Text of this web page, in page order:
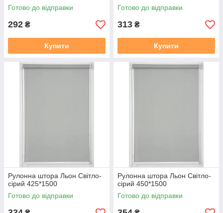
Готово до відправки
292 ₴
Купити
Готово до відправки
313 ₴
Купити
Рулонна штора Льон Cвiтло-
сiрий 425*1500
Готово до відправки
Рулонна штора Льон Cвiтло-
сiрий 450*1500
Готово до відправки